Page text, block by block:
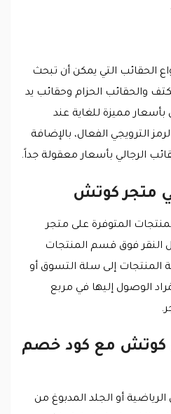
الحقائب التي يمكن أن تبحث
والحقائب الحزام وحقائب يد
مميزة للغاية عند
الترويجي الفعال، بالإضافة
الرجالي بأسعار معقولة جداً.
متجر كوتش
المتوفرة على متجر
فوق قسم المنتجات
المنتجات إلى سلة التسوق أو
الوصول إليها في مربع
كوتش مع كود خصم
أو الجلد المدبوغ من